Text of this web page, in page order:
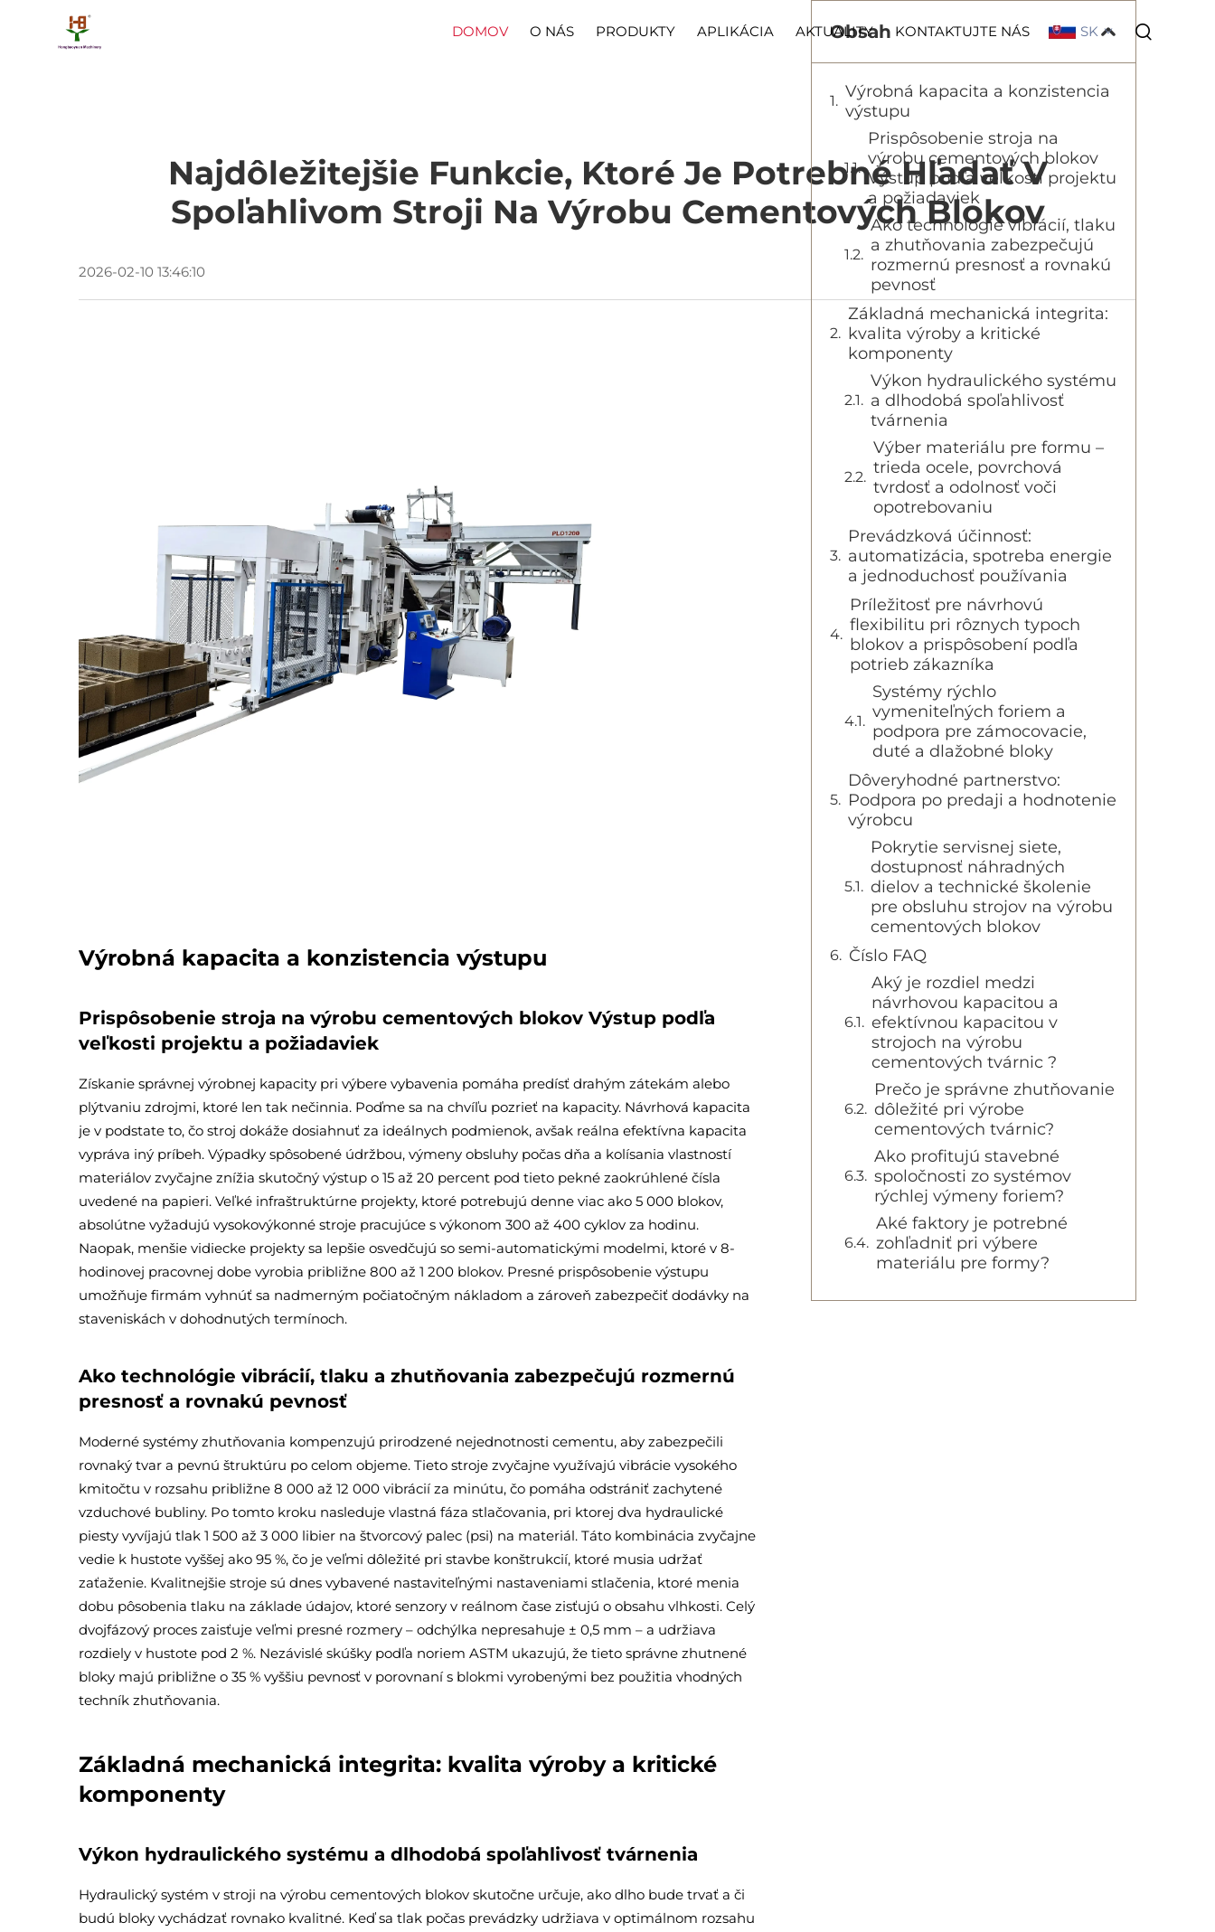
DOMOV O NÁS PRODUKTY APLIKÁCIA AKTUALITY KONTAKTUJTE NÁS SK
Najdôležitejšie Funkcie, Ktoré Je Potrebné Hľadať V
Spoľahlivom Stroji Na Výrobu Cementových Blokov
2026-02-10 13:46:10
Výrobná kapacita a konzistencia výstupu
Prispôsobenie stroja na výrobu cementových blokov Výstup podľa
veľkosti projektu a požiadaviek
Získanie správnej výrobnej kapacity pri výbere vybavenia pomáha predísť drahým zátekám alebo
plýtvaniu zdrojmi, ktoré len tak nečinnia. Poďme sa na chvíľu pozrieť na kapacity. Návrhová kapacita
je v podstate to, čo stroj dokáže dosiahnuť za ideálnych podmienok, avšak reálna efektívna kapacita
vypráva iný príbeh. Výpadky spôsobené údržbou, výmeny obsluhy počas dňa a kolísania vlastností
materiálov zvyčajne znížia skutočný výstup o 15 až 20 percent pod tieto pekné zaokrúhlené čísla
uvedené na papieri. Veľké infraštruktúrne projekty, ktoré potrebujú denne viac ako 5 000 blokov,
absolútne vyžadujú vysokovýkonné stroje pracujúce s výkonom 300 až 400 cyklov za hodinu.
Naopak, menšie vidiecke projekty sa lepšie osvedčujú so semi-automatickými modelmi, ktoré v 8-
hodinovej pracovnej dobe vyrobia približne 800 až 1 200 blokov. Presné prispôsobenie výstupu
umožňuje firmám vyhnúť sa nadmerným počiatočným nákladom a zároveň zabezpečiť dodávky na
staveniskách v dohodnutých termínoch.
Ako technológie vibrácií, tlaku a zhutňovania zabezpečujú rozmernú
presnosť a rovnakú pevnosť
Moderné systémy zhutňovania kompenzujú prirodzené nejednotnosti cementu, aby zabezpečili
rovnaký tvar a pevnú štruktúru po celom objeme. Tieto stroje zvyčajne využívajú vibrácie vysokého
kmitočtu v rozsahu približne 8 000 až 12 000 vibrácií za minútu, čo pomáha odstrániť zachytené
vzduchové bubliny. Po tomto kroku nasleduje vlastná fáza stlačovania, pri ktorej dva hydraulické
piesty vyvíjajú tlak 1 500 až 3 000 libier na štvorcový palec (psi) na materiál. Táto kombinácia zvyčajne
vedie k hustote vyššej ako 95 %, čo je veľmi dôležité pri stavbe konštrukcií, ktoré musia udržať
zaťaženie. Kvalitnejšie stroje sú dnes vybavené nastaviteľnými nastaveniami stlačenia, ktoré menia
dobu pôsobenia tlaku na základe údajov, ktoré senzory v reálnom čase zisťujú o obsahu vlhkosti. Celý
dvojfázový proces zaisťuje veľmi presné rozmery – odchýlka nepresahuje ± 0,5 mm – a udržiava
rozdiely v hustote pod 2 %. Nezávislé skúšky podľa noriem ASTM ukazujú, že tieto správne zhutnené
bloky majú približne o 35 % vyššiu pevnosť v porovnaní s blokmi vyrobenými bez použitia vhodných
techník zhutňovania.
Základná mechanická integrita: kvalita výroby a kritické
komponenty
Výkon hydraulického systému a dlhodobá spoľahlivosť tvárnenia
Hydraulický systém v stroji na výrobu cementových blokov skutočne určuje, ako dlho bude trvať a či
budú bloky vychádzať rovnako kvalitné. Keď sa tlak počas prevádzky udržiava v optimálnom rozsahu
Obsah
Výrobná kapacita a konzistencia
výstupu
Prispôsobenie stroja na
výrobu cementových blokov
Výstup podľa veľkosti projektu
a požiadaviek
Ako technológie vibrácií, tlaku
a zhutňovania zabezpečujú
rozmernú presnosť a rovnakú
pevnosť
Základná mechanická integrita:
kvalita výroby a kritické
komponenty
Výkon hydraulického systému
a dlhodobá spoľahlivosť
tvárnenia
Výber materiálu pre formu –
trieda ocele, povrchová
tvrdosť a odolnosť voči
opotrebovaniu
Prevádzková účinnosť:
automatizácia, spotreba energie
a jednoduchosť používania
Príležitosť pre návrhovú
flexibilitu pri rôznych typoch
blokov a prispôsobení podľa
potrieb zákazníka
Systémy rýchlo
vymeniteľných foriem a
podpora pre zámocovacie,
duté a dlažobné bloky
Dôveryhodné partnerstvo:
Podpora po predaji a hodnotenie
výrobcu
Pokrytie servisnej siete,
dostupnosť náhradných
dielov a technické školenie
pre obsluhu strojov na výrobu
cementových blokov
Číslo FAQ
Aký je rozdiel medzi
návrhovou kapacitou a
efektívnou kapacitou v
strojoch na výrobu
cementových tvárnic ?
Prečo je správne zhutňovanie
dôležité pri výrobe
cementových tvárnic?
Ako profitujú stavebné
spoločnosti zo systémov
rýchlej výmeny foriem?
Aké faktory je potrebné
zohľadniť pri výbere
materiálu pre formy?